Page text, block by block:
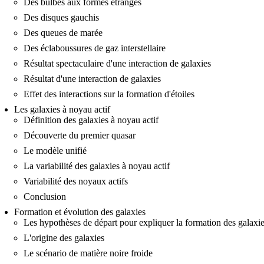
Des bulbes aux formes étranges
Des disques gauchis
Des queues de marée
Des éclaboussures de gaz interstellaire
Résultat spectaculaire d'une interaction de galaxies
Résultat d'une interaction de galaxies
Effet des interactions sur la formation d'étoiles
Les galaxies à noyau actif
Définition des galaxies à noyau actif
Découverte du premier quasar
Le modèle unifié
La variabilité des galaxies à noyau actif
Variabilité des noyaux actifs
Conclusion
Formation et évolution des galaxies
Les hypothèses de départ pour expliquer la formation des
L'origine des galaxies
Le scénario de matière noire froide